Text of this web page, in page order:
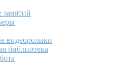
занятий
видеоролики
библиотека